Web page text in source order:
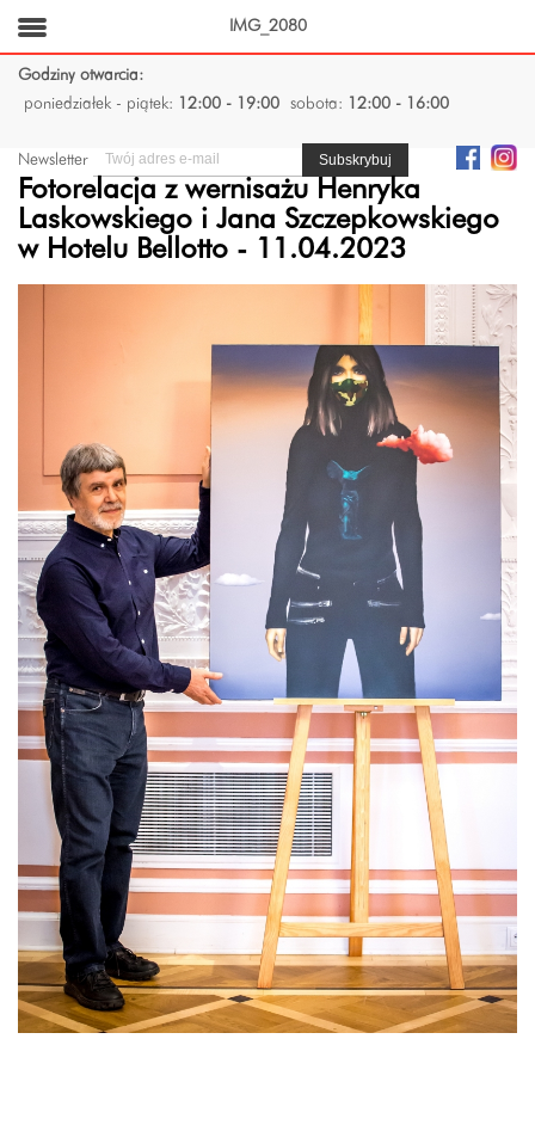
Godziny otwarcia:
poniedziałek - piątek:
12:00 - 19:00 sobota: 12:00 - 16:00
Newsletter
Fotorelacja z wernisażu Henryka
Laskowskiego i Jana Szczepkowskiego
w Hotelu Bellotto - 11.04.2023
IMG_2080